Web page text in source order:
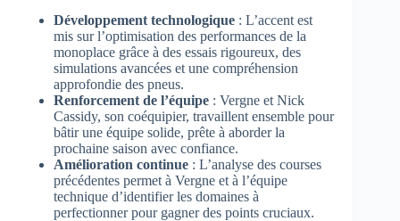
Développement technologique : L’accent est
mis sur l’optimisation des performances de la
monoplace grâce à des essais rigoureux, des
simulations avancées et une compréhension
approfondie des pneus.
Renforcement de l’équipe : Vergne et Nick
Cassidy, son coéquipier, travaillent ensemble pour
bâtir une équipe solide, prête à aborder la
prochaine saison avec confiance.
Amélioration continue : L’analyse des courses
précédentes permet à Vergne et à l’équipe
technique d’identifier les domaines à
perfectionner pour gagner des points cruciaux.